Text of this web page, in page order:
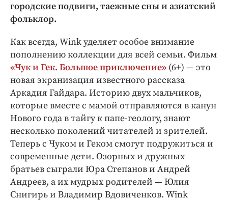
Спорт
Экономика и бизнес
ПРОЕКТЫ
Блоги
Издания
Медиаперсона
Интересное чтиво
Клиника года
Бренд года
Работодатель года
городские подвиги, таежные сны и азиатский
фольклор.
Как всегда, Wink уделяет особое внимание
пополнению коллекции для всей семьи. Фильм
«Чук и Гек. Большое приключение» (6+) — это
новая экранизация известного рассказа
Аркадия Гайдара. Историю двух мальчиков,
которые вместе с мамой отправляются в канун
Нового года в тайгу к папе-геологу, знают
несколько поколений читателей и зрителей.
Теперь с Чуком и Геком смогут подружиться и
современные дети. Озорных и дружных
братьев сыграли Юра Степанов и Андрей
Андреев, а их мудрых родителей — Юлия
Снигирь и Владимир Вдовиченков. Wink